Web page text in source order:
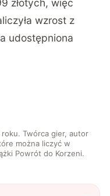
wzrost z
udostępniona
Twórca gier, autor
można liczyć w
Powrót do Korzeni.